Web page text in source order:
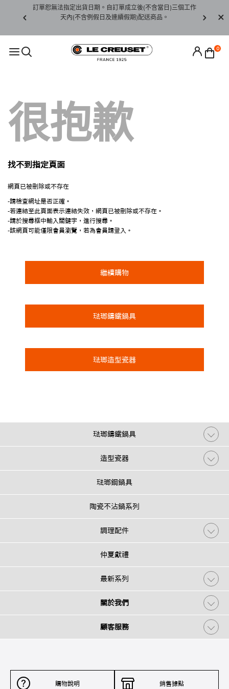
下水)，若
訂單恕無法指定出貨日期。自訂單成立後(不含當日)三個工作
天內(不含例假日及連續假期)配送商品。
請至
0
很抱歉
找不到指定頁面
網頁已被刪除或不存在
-請檢查網址是否正確。
-若連結至此頁面表示連結失效，網頁已被刪除或不存在。
-請於搜尋框中輸入關鍵字，進行搜尋。
-該網頁可能僅限會員瀏覽，若為會員請登入。
繼續購物
琺瑯鑄鐵鍋具
琺瑯造型瓷器
琺瑯鑄鐵鍋具
造型瓷器
琺瑯鋼鍋具
陶瓷不沾鍋系列
調理配件
仲夏獻禮
最新系列
關於我們
顧客服務
購物說明 銷售據點